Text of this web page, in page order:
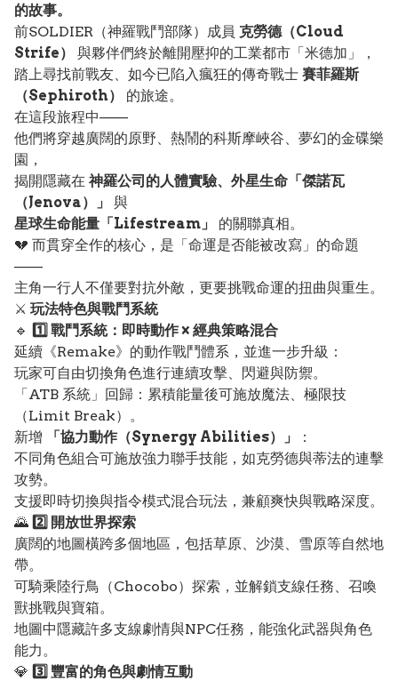
的故事。
前SOLDIER（神羅戰鬥部隊）成員 克勞德（Cloud
Strife）
與夥伴們終於離開壓抑的工業都市「米德加」，
踏上尋找前戰友、如今已陷入瘋狂的傳奇戰士 賽菲羅斯
（Sephiroth）
的旅途。
在這段旅程中——
他們將穿越廣闊的原野、熱鬧的科斯摩峽谷、夢幻的金碟樂
園，
揭開隱藏在 神羅公司的人體實驗、外星生命「傑諾瓦
（Jenova）」
與
星球生命能量「Lifestream」
的關聯真相。
💔 而貫穿全作的核心，是「命運是否能被改寫」的命題
——
主角一行人不僅要對抗外敵，更要挑戰命運的扭曲與重生。
⚔️ 玩法特色與戰鬥系統
🔹
1️⃣ 戰鬥系統：即時動作 × 經典策略混合
延續《Remake》的動作戰鬥體系，並進一步升級：
玩家可自由切換角色進行連續攻擊、閃避與防禦。
「ATB 系統」回歸：累積能量後可施放魔法、極限技
（Limit Break）。
新增
「協力動作（Synergy Abilities）」
：
不同角色組合可施放強力聯手技能，如克勞德與蒂法的連擊
攻勢。
支援即時切換與指令模式混合玩法，兼顧爽快與戰略深度。
🌄 2️⃣ 開放世界探索
廣闊的地圖橫跨多個地區，包括草原、沙漠、雪原等自然地
帶。
可騎乘陸行鳥（Chocobo）探索，並解鎖支線任務、召喚
獸挑戰與寶箱。
地圖中隱藏許多支線劇情與NPC任務，能強化武器與角色
能力。
💎 3️⃣ 豐富的角色與劇情互動